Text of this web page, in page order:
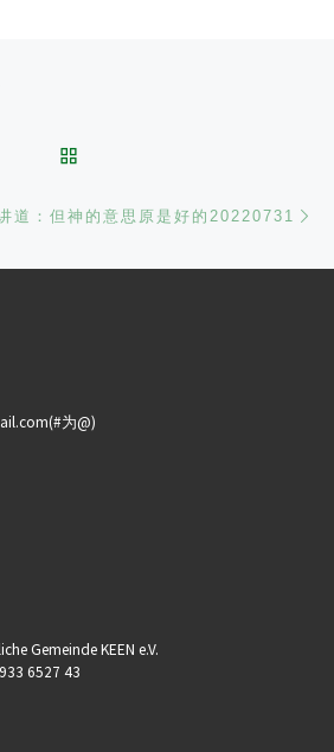
道：但神的意思原是好的20220731
为@)
Gemeinde KEEN e.V.
6527 43